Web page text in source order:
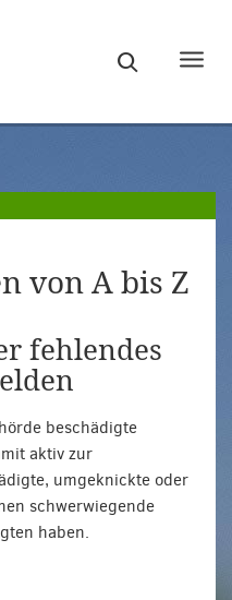
von A bis Z
fehlendes
beschädigte
aktiv zur
umgeknickte oder
schwerwiegende
haben.